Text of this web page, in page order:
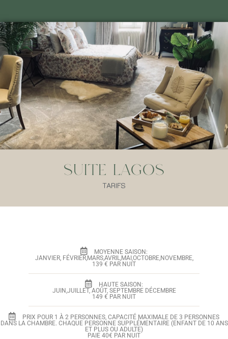
Suite Lagos
TARIFS
MOYENNE SAISON:
JANVIER, FÉVRIER,MARS,AVRIL,MAI,OCTOBRE,NOVEMBRE,
139 € PAR NUIT
HAUTE SAISON:
JUIN,JUILLET, AOÛT, SEPTEMBRE DÉCEMBRE
149 € PAR NUIT
PRIX POUR 1 À 2 PERSONNES, CAPACITÉ MAXIMALE DE 3 PERSONNES
DANS LA CHAMBRE. CHAQUE PERSONNE SUPPLÉMENTAIRE (ENFANT DE 10 ANS
ET PLUS OU ADULTE)
PAIE 40€ PAR NUIT